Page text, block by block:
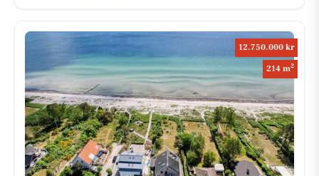
12.750.000 kr
214 m2